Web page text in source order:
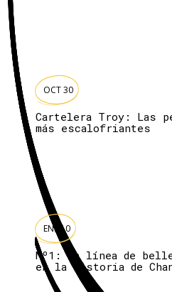
OCT 30
Cartelera Troy: Las
más escalofriantes
ENE 10
Nº1: la línea de
en la historia de